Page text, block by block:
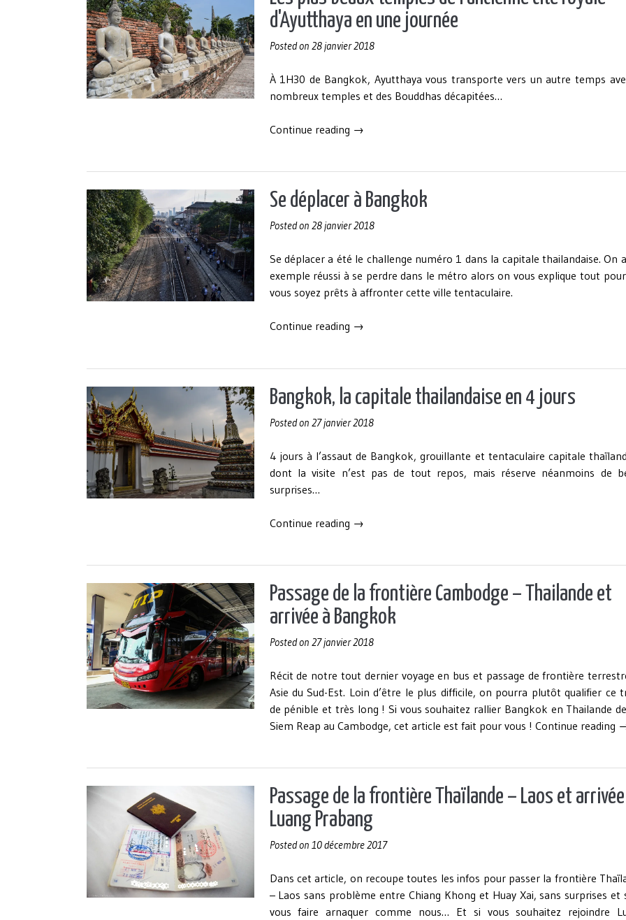
astuces,
itinéraire
budget »
d'Ayutthaya en une journée
Posted on 28 janvier 2018
À 1H30 de Bangkok, Ayutthaya vous transporte vers un autre temps
nombreux temples et des Bouddhas décapitées…
Continue reading « Les
de
l'ancienne
cité
d'Ayutthaya
en
une
→
Se déplacer à Bangkok
Posted on 28 janvier 2018
Se déplacer a été le challenge numéro 1 dans la capitale thailandaise. On
exemple réussi à se perdre dans le métro alors on vous explique tout
vous soyez prêts à affronter cette ville tentaculaire.
Continue reading « Se
→
Bangkok, la capitale thailandaise en 4 jours
Posted on 27 janvier 2018
4 jours à l’assaut de Bangkok, grouillante et tentaculaire capitale
dont la visite n’est pas de tout repos, mais réserve néanmoins de
surprises…
Continue reading « Bangkok,
en
jours «
→
Passage de la frontière Cambodge – Thailande et
arrivée à Bangkok
Posted on 27 janvier 2018
Récit de notre tout dernier voyage en bus et passage de frontière
Asie du Sud-Est. Loin d’être le plus difficile, on pourra plutôt qualifier ce
de pénible et très long ! Si vous souhaitez rallier Bangkok en Thailande
Siem Reap au Cambodge, cet article est fait pour vous ! Continue reading
à
Passage de la frontière Thaïlande – Laos et
Luang Prabang
Posted on 10 décembre 2017
Dans cet article, on recoupe toutes les infos pour passer la frontière
– Laos sans problème entre Chiang Khong et Huay Xai, sans surprises et
vous faire arnaquer comme nous… Et si vous souhaitez rejoindre